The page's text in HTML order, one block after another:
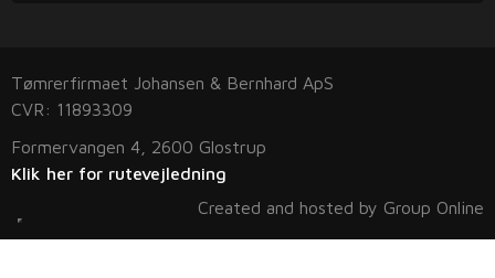
Tømrerfirmaet Johansen & Bernhard ApS
CVR: 11893309
​Formervangen 4, 2600 Glostrup
Klik her for rutevejledning
Created and hosted by Group Online